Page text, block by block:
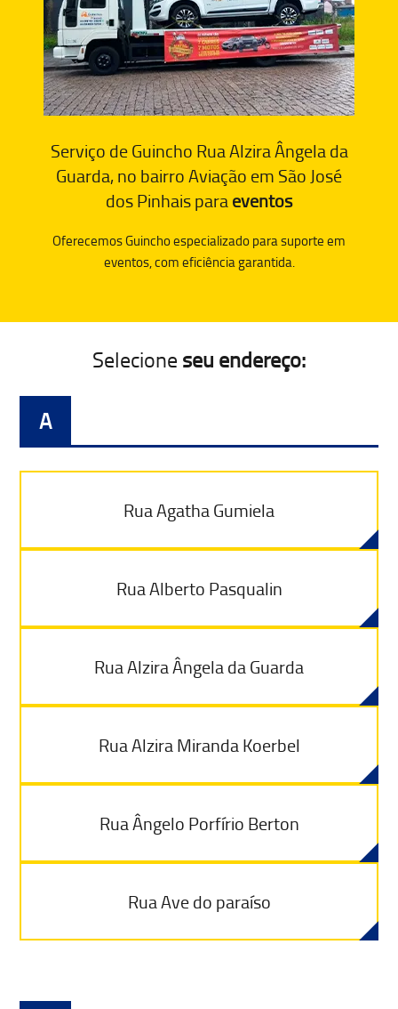
Serviço de Guincho Rua Alzira Ângela da
Guarda, no bairro Aviação em São José
dos Pinhais paraeventos
Oferecemos Guincho especializado para suporte em
eventos, com eficiência garantida.
Selecione seu endereço:
A
Rua Agatha Gumiela
Rua Alberto Pasqualin
Rua Alzira Ângela da Guarda
Rua Alzira Miranda Koerbel
Rua Ângelo Porfírio Berton
Rua Ave do paraíso